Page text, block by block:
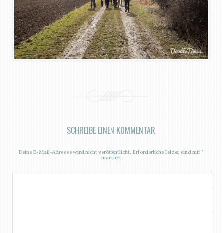
SCHREIBE EINEN KOMMENTAR
Deine E-Mail-Adresse wird nicht veröffentlicht. Erforderliche Felder sind mit*
markiert